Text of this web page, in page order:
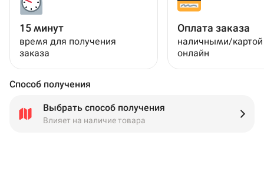
15 минут
время для получения
заказа
Оплата заказа
наличными/
онлайн
Способ получения
Выбрать способ получения
Влияет на наличие товара